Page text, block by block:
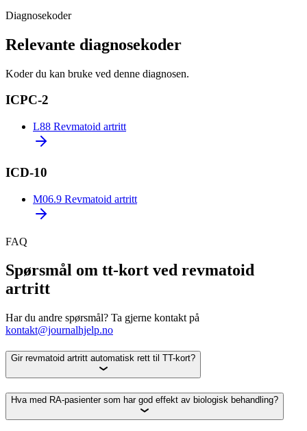
Diagnosekoder
Relevante diagnosekoder
Koder du kan bruke ved denne diagnosen.
ICPC-2
L88 Revmatoid artritt
ICD-10
M06.9 Revmatoid artritt
FAQ
Spørsmål om tt-kort ved revmatoid
artritt
Har du andre spørsmål? Ta gjerne kontakt på
kontakt@journalhjelp.no
Gir revmatoid artritt automatisk rett til TT-kort?
Hva med RA-pasienter som har god effekt av biologisk behandling?